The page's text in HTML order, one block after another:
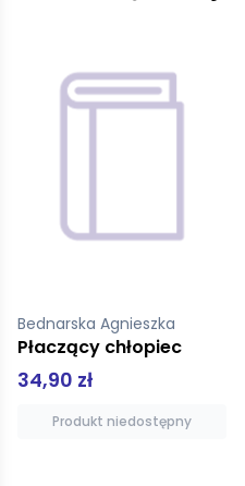
Bednarska Agnieszka
Płaczący chłopiec
34,90 zł
Produkt niedostępny